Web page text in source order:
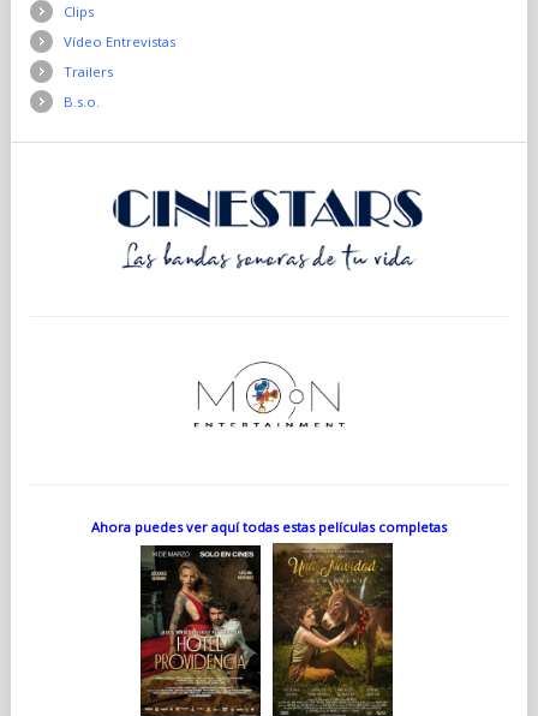
Clips
Vídeo Entrevistas
Trailers
B.s.o.
Ahora puedes ver aquí todas estas películas completas